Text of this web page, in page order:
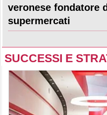
veronese fondatore
supermercati
SUCCESSI E